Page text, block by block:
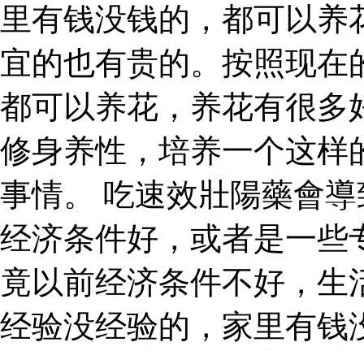
里有钱没钱的，都可以
宜的也有贵的。按照现
都可以养花，养花有很多
修身养性，培养一个这样
事情。 吃速效壯陽藥會
经济条件好，或者是一些
竟以前经济条件不好，
经验没经验的，家里有钱